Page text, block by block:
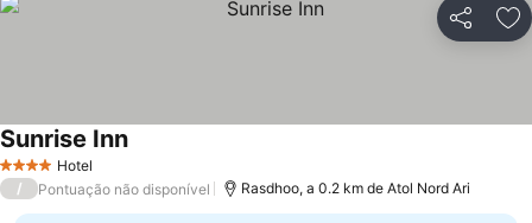
Partilhar
4 EstrelasHotel
Sunrise InnVer preços
/ Pontuação não disponível Rasdhoo, a 0.2 km de Atol Nord Ari